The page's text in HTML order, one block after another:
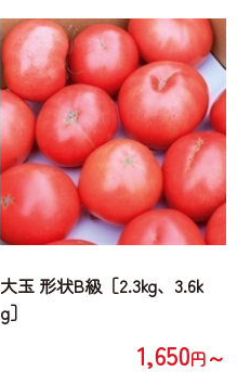
大玉 形状B級［2.3kg、3.6k
g］
1,650円～